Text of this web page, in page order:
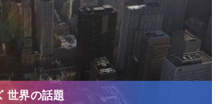
世界の話題